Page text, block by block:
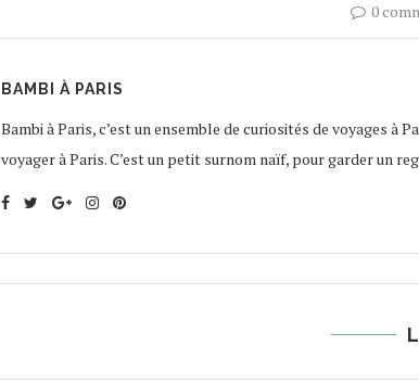
0
BAMBI À PARIS
Bambi à Paris, c’est un ensemble de curiosités de voyages à
voyager à Paris. C’est un petit surnom naïf, pour garder un